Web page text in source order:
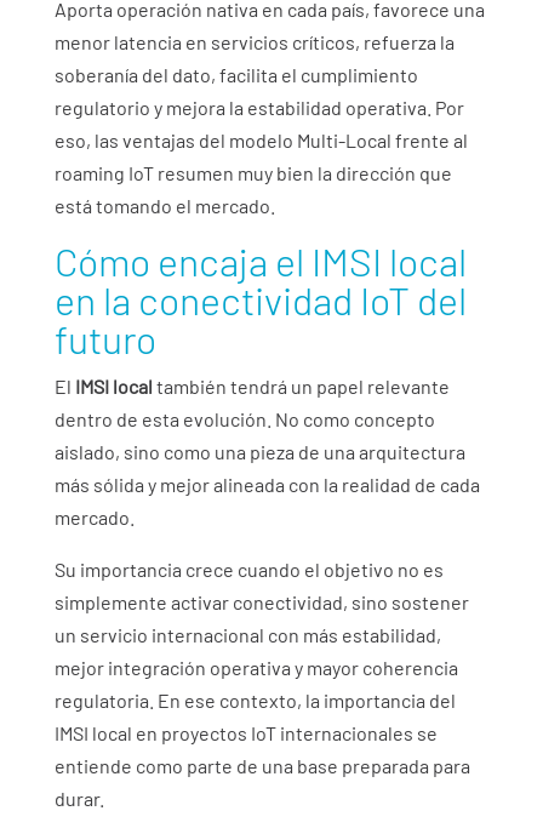
Aporta operación nativa en cada país, favorece una
menor latencia en servicios críticos, refuerza la
soberanía del dato, facilita el cumplimiento
regulatorio y mejora la estabilidad operativa. Por
eso, las ventajas del modelo Multi-Local frente al
roaming IoT resumen muy bien la dirección que
está tomando el mercado.
Cómo encaja el IMSI local
en la conectividad IoT del
futuro
El IMSI local también tendrá un papel relevante
dentro de esta evolución. No como concepto
aislado, sino como una pieza de una arquitectura
más sólida y mejor alineada con la realidad de cada
mercado.
Su importancia crece cuando el objetivo no es
simplemente activar conectividad, sino sostener
un servicio internacional con más estabilidad,
mejor integración operativa y mayor coherencia
regulatoria. En ese contexto, la importancia del
IMSI local en proyectos IoT internacionales se
entiende como parte de una base preparada para
durar.